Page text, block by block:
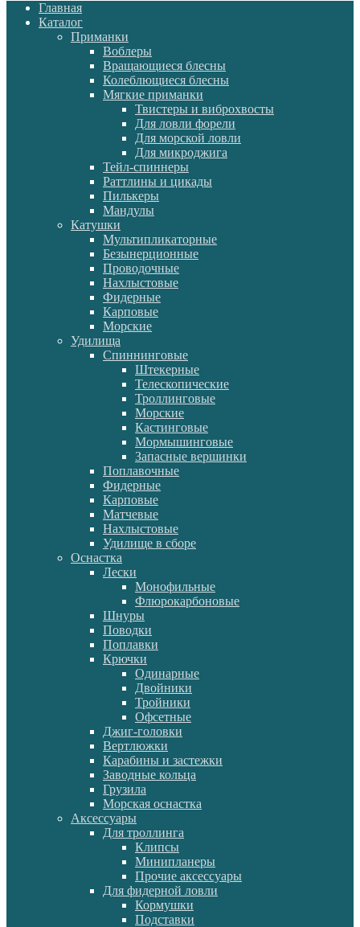
Главная
Каталог
Приманки
Воблеры
Вращающиеся блесны
Колеблющиеся блесны
Мягкие приманки
Твистеры и виброхвосты
Для ловли форели
Для морской ловли
Для микроджига
Тейл-спиннеры
Раттлины и цикады
Пилькеры
Мандулы
Катушки
Мультипликаторные
Безынерционные
Проводочные
Нахлыстовые
Фидерные
Карповые
Морские
Удилища
Спиннинговые
Штекерные
Телескопические
Троллинговые
Морские
Кастинговые
Мормышинговые
Запасные вершинки
Поплавочные
Фидерные
Карповые
Матчевые
Нахлыстовые
Удилище в сборе
Оснастка
Лески
Монофильные
Флюрокарбоновые
Шнуры
Поводки
Поплавки
Крючки
Одинарные
Двойники
Тройники
Офсетные
Джиг-головки
Вертлюжки
Карабины и застежки
Заводные кольца
Грузила
Морская оснастка
Аксессуары
Для троллинга
Клипсы
Минипланеры
Прочие аксессуары
Для фидерной ловли
Кормушки
Подставки